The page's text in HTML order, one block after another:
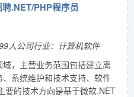
.NET/PHP程序员
人公司行业：计算机软件
，主营业务范围包括建立离
系统维护和技术支持、软件
要的技术方向是基于微软.NET